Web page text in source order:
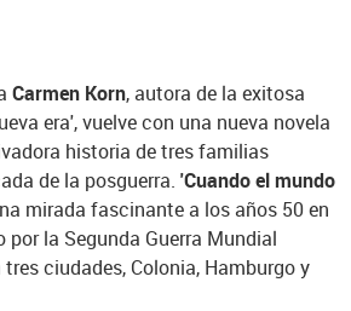
Carmen Korn, autora de la exitosa
era', vuelve con una nueva novela
historia de tres familias
de la posguerra. 'Cuando el mundo
mirada fascinante a los años 50 en
por la Segunda Guerra Mundial
ciudades, Colonia, Hamburgo y